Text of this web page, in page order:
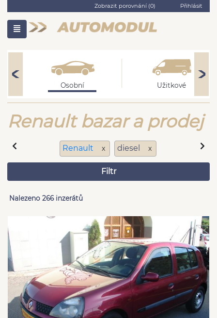
Zobrazit porovnání (0) Přihlásit
Osobní Užitkové
Renault bazar a prodej
Renault x diesel x
Filtr
Nalezeno 266 inzerátů